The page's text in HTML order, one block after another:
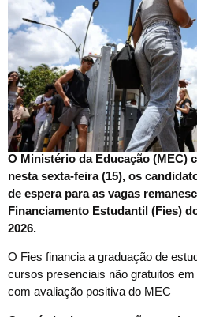
O Ministério da Educação (MEC)
nesta sexta-feira (15), os
de espera para as vagas
Financiamento Estudantil (Fies)
2026.
O Fies financia a graduação de
cursos presenciais não gratuitos
com avaliação positiva do MEC